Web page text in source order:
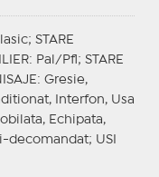
STARE
: Pal/Pfl; STARE
: Gresie,
Interfon, Usa
Echipata,
decomandat; USI